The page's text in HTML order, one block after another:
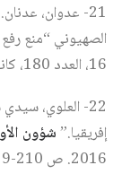
21- عدوان،
الصهيوني “منع
16، العدد 180، كانون الأول/ ديسمبر 2016. ص 40-45.
22- العلوي،
إفريقيا.”شؤون
2016. ص 210-219.